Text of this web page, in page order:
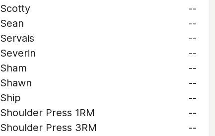
Scotty
--
Sean
--
Servais
--
Severin
--
Sham
--
Shawn
--
Ship
--
Shoulder Press 1RM
--
Shoulder Press 3RM
--